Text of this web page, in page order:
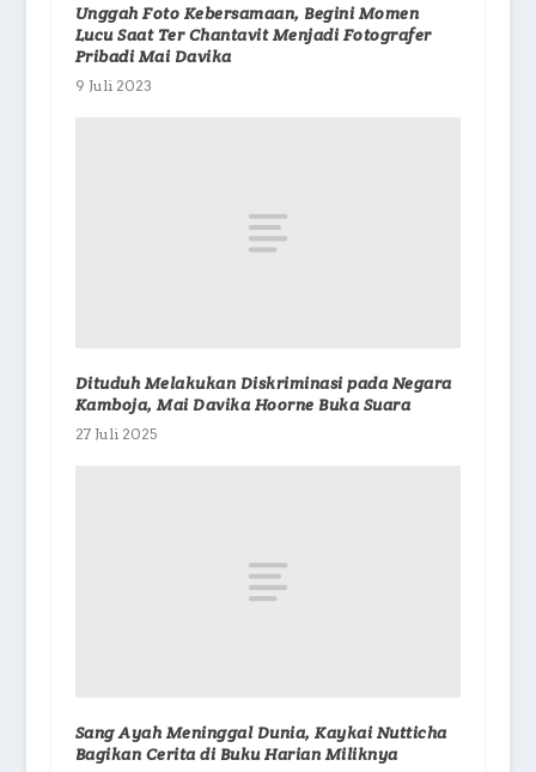
Unggah Foto Kebersamaan, Begini Momen
Lucu Saat Ter Chantavit Menjadi Fotografer
Pribadi Mai Davika
9 Juli 2023
Dituduh Melakukan Diskriminasi pada Negara
Kamboja, Mai Davika Hoorne Buka Suara
27 Juli 2025
Sang Ayah Meninggal Dunia, Kaykai Nutticha
Bagikan Cerita di Buku Harian Miliknya